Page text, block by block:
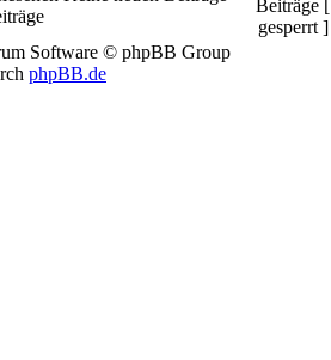
Software © phpBB Group
phpBB.de